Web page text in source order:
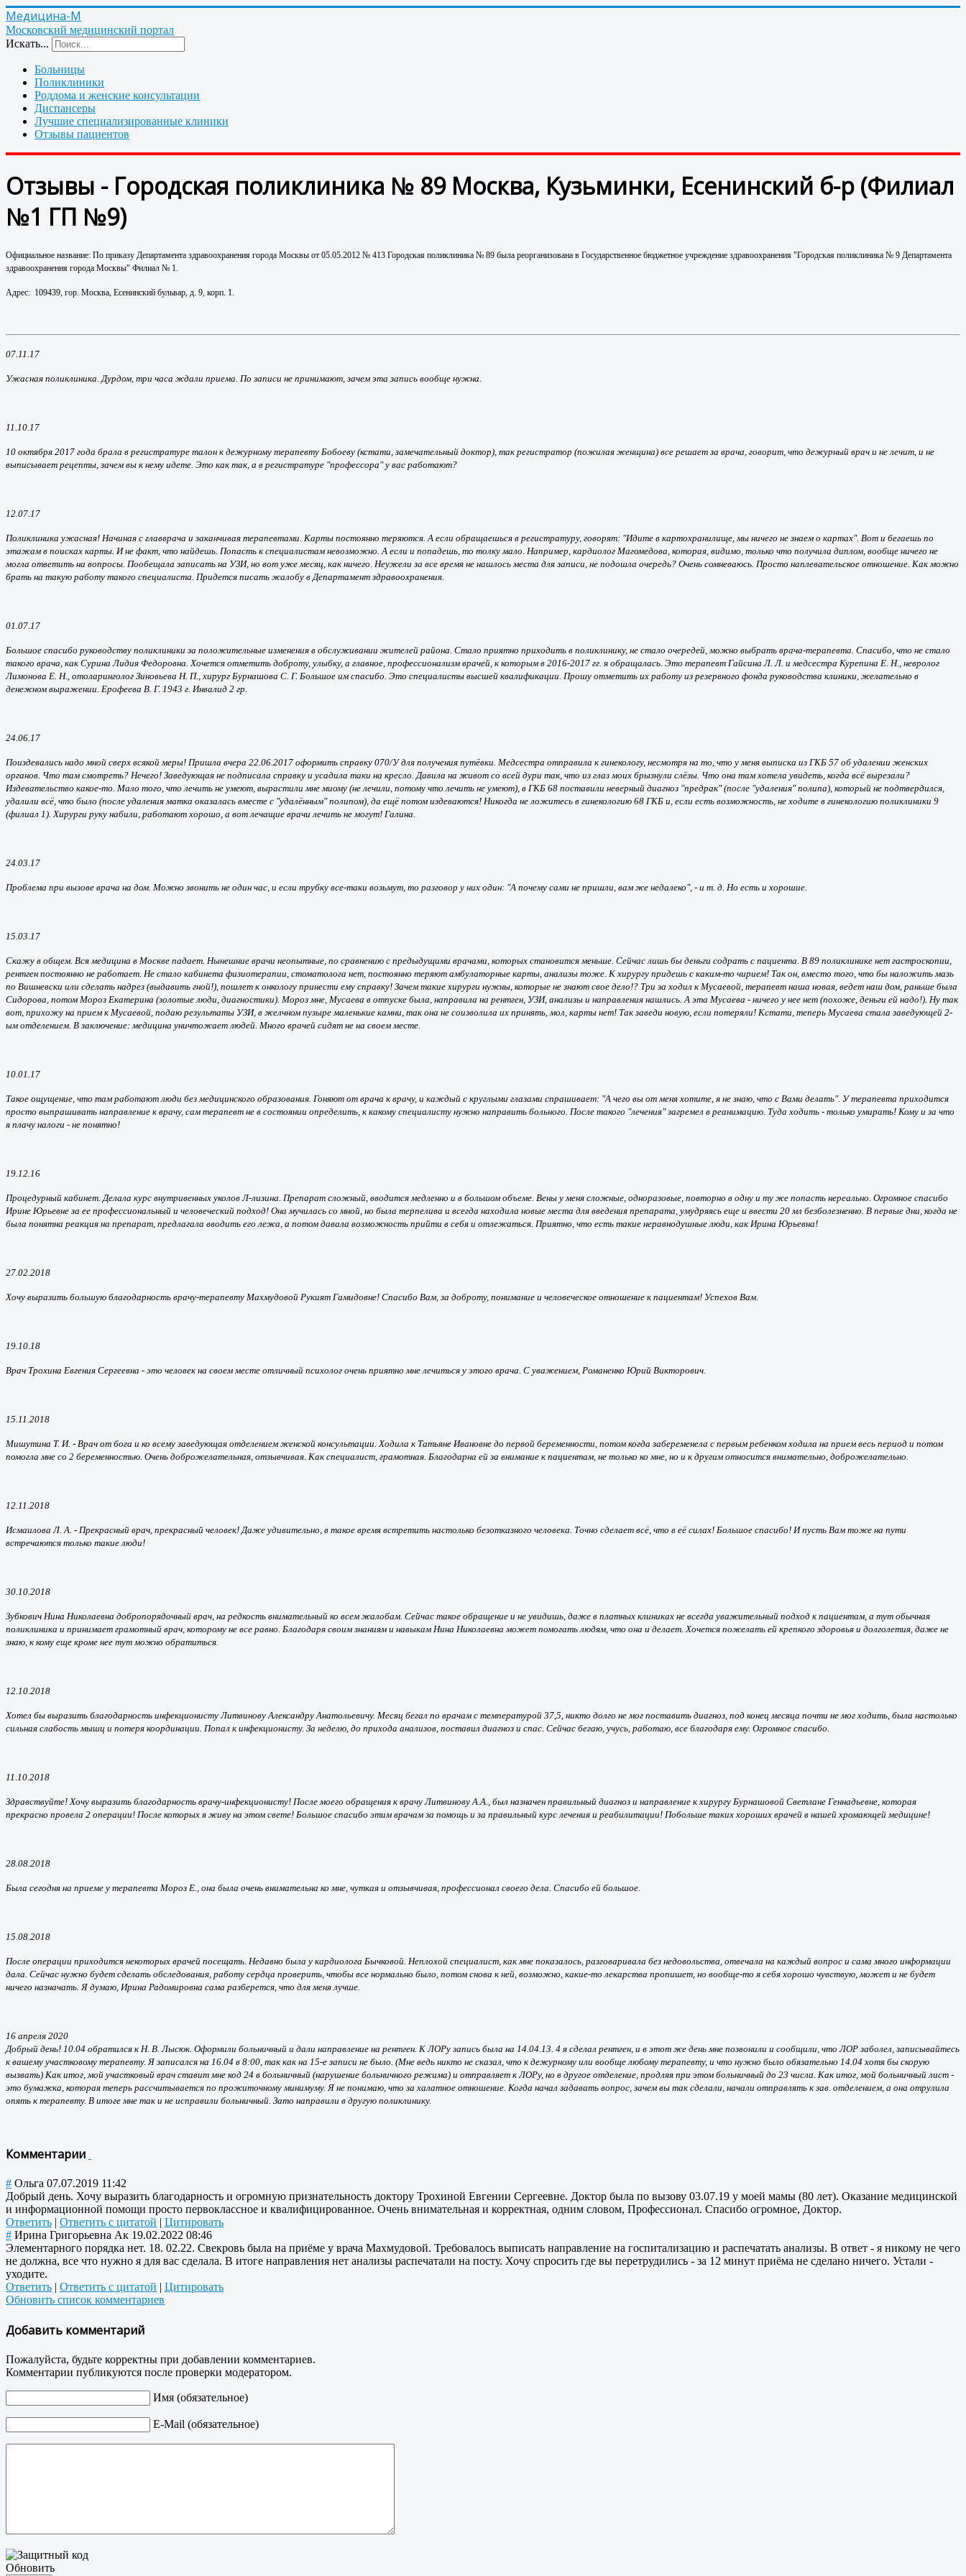
Медицина-М
Московский медицинский портал
Искать...
Больницы
Поликлиники
Роддома и женские консультации
Диспансеры
Лучшие специализированные клиники
Отзывы пациентов
Отзывы - Городская поликлиника № 89 Москва, Кузьминки, Есенинский б-р (Филиал
№1 ГП №9)
Официальное название: По приказу Департамента здравоохранения города Москвы от 05.05.2012 № 413 Городская поликлиника № 89 была реорганизована в Государственное бюджетное учреждение здравоохранения "Городская поликлиника № 9 Департамента
здравоохранения города Москвы" Филиал № 1.
Адрес: 109439, гор. Москва, Есенинский бульвар, д. 9, корп. 1.
07.11.17
Ужасная поликлиника. Дурдом, три часа ждали приема. По записи не принимают, зачем эта запись вообще нужна.
11.10.17
10 октября 2017 года брала в регистратуре талон к дежурному терапевту Бобоеву (кстати, замечательный доктор), так регистратор (пожилая женщина) все решает за врача, говорит, что дежурный врач и не лечит, и не
выписывает рецепты, зачем вы к нему идете. Это как так, а в регистратуре "профессора" у вас работают?
12.07.17
Поликлиника ужасная! Начиная с главврача и заканчивая терапевтами. Карты постоянно теряются. А если обращаешься в регистратуру, говорят: "Идите в картохранилище, мы ничего не знаем о картах". Вот и бегаешь по
этажам в поисках карты. И не факт, что найдешь. Попасть к специалистам невозможно. А если и попадешь, то толку мало. Например, кардиолог Магомедова, которая, видимо, только что получила диплом, вообще ничего не
могла ответить на вопросы. Пообещала записать на УЗИ, но вот уже месяц, как ничего. Неужели за все время не нашлось места для записи, не подошла очередь? Очень сомневаюсь. Просто наплевательское отношение. Как можно
брать на такую работу такого специалиста. Придется писать жалобу в Департамент здравоохранения.
01.07.17
Большое спасибо руководству поликлиники за положительные изменения в обслуживании жителей района. Стало приятно приходить в поликлинику, не стало очередей, можно выбрать врача-терапевта. Спасибо, что не стало
такого врача, как Сурина Лидия Федоровна. Хочется отметить доброту, улыбку, а главное, профессионализм врачей, к которым в 2016-2017 гг. я обращалась. Это терапевт Гайсина Л. Л. и медсестра Курепина Е. Н., невролог
Лимонова Е. Н., отоларинголог Зиновьева Н. П., хирург Бурнашова С. Г. Большое им спасибо. Это специалисты высшей квалификации. Прошу отметить их работу из резервного фонда руководства клиники, желательно в
денежном выражении. Ерофеева В. Г. 1943 г. Инвалид 2 гр.
24.06.17
Поиздевались надо мной сверх всякой меры! Пришла вчера 22.06.2017 оформить справку 070/У для получения путёвки. Медсестра отправила к гинекологу, несмотря на то, что у меня выписка из ГКБ 57 об удалении женских
органов. Что там смотреть? Нечего! Заведующая не подписала справку и усадила таки на кресло. Давила на живот со всей дури так, что из глаз моих брызнули слёзы. Что она там хотела увидеть, когда всё вырезали?
Издевательство какое-то. Мало того, что лечить не умеют, вырастили мне миому (не лечили, потому что лечить не умеют), в ГКБ 68 поставили неверный диагноз "предрак" (после "удаления" полипа), который не подтвердился,
удалили всё, что было (после удаления матка оказалась вместе с "удалённым" полипом), да ещё потом издеваются! Никогда не ложитесь в гинекологию 68 ГКБ и, если есть возможность, не ходите в гинекологию поликлиники 9
(филиал 1). Хирурги руку набили, работают хорошо, а вот лечащие врачи лечить не могут! Галина.
24.03.17
Проблема при вызове врача на дом. Можно звонить не один час, и если трубку все-таки возьмут, то разговор у них один: "А почему сами не пришли, вам же недалеко", - и т. д. Но есть и хорошие.
15.03.17
Скажу в общем. Вся медицина в Москве падает. Нынешние врачи неопытные, по сравнению с предыдущими врачами, которых становится меньше. Сейчас лишь бы деньги содрать с пациента. В 89 поликлинике нет гастроскопии,
рентген постоянно не работает. Не стало кабинета физиотерапии, стоматолога нет, постоянно теряют амбулаторные карты, анализы тоже. К хирургу придешь с каким-то чирием! Так он, вместо того, что бы наложить мазь
по Вишневски или сделать надрез (выдавить гной!), пошлет к онкологу принести ему справку! Зачем такие хирурги нужны, которые не знают свое дело!? Три за ходил к Мусаевой, терапевт наша новая, ведет наш дом, раньше была
Сидорова, потом Мороз Екатерина (золотые люди, диагностики). Мороз мне, Мусаева в отпуске была, направила на рентген, УЗИ, анализы и направления нашлись. А эта Мусаева - ничего у нее нет (похоже, деньги ей надо!). Ну так
вот, прихожу на прием к Мусаевой, подаю результаты УЗИ, в желчном пузыре маленькие камни, так она не соизволила их принять, мол, карты нет! Так заведи новую, если потеряли! Кстати, теперь Мусаева стала заведующей 2-
ым отделением. В заключение: медицина уничтожает людей. Много врачей сидят не на своем месте.
10.01.17
Такое ощущение, что там работают люди без медицинского образования. Гоняют от врача к врачу, и каждый с круглыми глазами спрашивает: "А чего вы от меня хотите, я не знаю, что с Вами делать". У терапевта приходится
просто выпрашивать направление к врачу, сам терапевт не в состоянии определить, к какому специалисту нужно направить больного. После такого "лечения" загремел в реанимацию. Туда ходить - только умирать! Кому и за что
я плачу налоги - не понятно!
19.12.16
Процедурный кабинет. Делала курс внутривенных уколов Л-лизина. Препарат сложный, вводится медленно и в большом объеме. Вены у меня сложные, одноразовые, повторно в одну и ту же попасть нереально. Огромное спасибо
Ирине Юрьевне за ее профессиональный и человеческий подход! Она мучилась со мной, но была терпелива и всегда находила новые места для введения препарата, умудряясь еще и ввести 20 мл безболезненно. В первые дни, когда не
была понятна реакция на препарат, предлагала вводить его лежа, а потом давала возможность прийти в себя и отлежаться. Приятно, что есть такие неравнодушные люди, как Ирина Юрьевна!
27.02.2018
Хочу выразить большую благодарность врачу-терапевту Махмудовой Рукият Гамидовне! Спасибо Вам, за доброту, понимание и человеческое отношение к пациентам! Успехов Вам.
19.10.18
Врач Трохина Евгения Сергеевна - это человек на своем месте отличный психолог очень приятно мне лечиться у этого врача. С уважением, Романенко Юрий Викторович.
15.11.2018
Мишутина Т. И. - Врач от бога и ко всему заведующая отделением женской консультации. Ходила к Татьяне Ивановне до первой беременности, потом когда забеременела с первым ребенком ходила на прием весь период и потом
помогла мне со 2 беременностью. Очень доброжелательная, отзывчивая. Как специалист, грамотная. Благодарна ей за внимание к пациентам, не только ко мне, но и к другим относится внимательно, доброжелательно.
12.11.2018
Исмаилова Л. А. - Прекрасный врач, прекрасный человек! Даже удивительно, в такое время встретить настолько безотказного человека. Точно сделает всё, что в её силах! Большое спасибо! И пусть Вам тоже на пути
встречаются только такие люди!
30.10.2018
Зубкович Нина Николаевна добропорядочный врач, на редкость внимательный ко всем жалобам. Сейчас такое обращение и не увидишь, даже в платных клиниках не всегда уважительный подход к пациентам, а тут обычная
поликлиника и принимает грамотный врач, которому не все равно. Благодаря своим знаниям и навыкам Нина Николаевна может помогать людям, что она и делает. Хочется пожелать ей крепкого здоровья и долголетия, даже не
знаю, к кому еще кроме нее тут можно обратиться.
12.10.2018
Хотел бы выразить благодарность инфекционисту Литвинову Александру Анатольевичу. Месяц бегал по врачам с температурой 37,5, никто долго не мог поставить диагноз, под конец месяца почти не мог ходить, была настолько
сильная слабость мышц и потеря координации. Попал к инфекционисту. За неделю, до прихода анализов, поставил диагноз и спас. Сейчас бегаю, учусь, работаю, все благодаря ему. Огромное спасибо.
11.10.2018
Здравствуйте! Хочу выразить благодарность врачу-инфекционисту! После моего обращения к врачу Литвинову А.А., был назначен правильный диагноз и направление к хирургу Бурнашовой Светлане Геннадьевне, которая
прекрасно провела 2 операции! После которых я живу на этом свете! Большое спасибо этим врачам за помощь и за правильный курс лечения и реабилитации! Побольше таких хороших врачей в нашей хромающей медицине!
28.08.2018
Была сегодня на приеме у терапевта Мороз Е., она была очень внимательна ко мне, чуткая и отзывчивая, профессионал своего дела. Спасибо ей большое.
15.08.2018
После операции приходится некоторых врачей посещать. Недавно была у кардиолога Бычковой. Неплохой специалист, как мне показалось, разговаривала без недовольства, отвечала на каждый вопрос и сама много информации
дала. Сейчас нужно будет сделать обследования, работу сердца проверить, чтобы все нормально было, потом снова к ней, возможно, какие-то лекарства пропишет, но вообще-то я себя хорошо чувствую, может и не будет
ничего назначать. Я думаю, Ирина Радомировна сама разберется, что для меня лучше.
16 апреля 2020
Добрый день! 10.04 обратился к Н. В. Лысюк. Оформили больничный и дали направление на рентген. К ЛОРу запись была на 14.04.13. 4 я сделал рентген, и в этот же день мне позвонили и сообщили, что ЛОР заболел, записывайтесь
к вашему участковому терапевту. Я записался на 16.04 в 8:00, так как на 15-е записи не было. (Мне ведь никто не сказал, что к дежурному или вообще любому терапевту, и что нужно было обязательно 14.04 хотя бы скорую
вызвать) Как итог, мой участковый врач ставит мне код 24 в больничный (нарушение больничного режима) и отправляет к ЛОРу, но в другое отделение, продляя при этом больничный до 23 числа. Как итог, мой больничный лист -
это бумажка, которая теперь рассчитывается по прожиточному минимуму. Я не понимаю, что за халатное отношение. Когда начал задавать вопрос, зачем вы так сделали, начали отправлять к зав. отделением, а она отрулила
опять к терапевту. В итоге мне так и не исправили больничный. Зато направили в другую поликлинику.
Комментарии
# Ольга 07.07.2019 11:42
Добрый день. Хочу выразить благодарность и огромную признательность доктору Трохиной Евгении Сергеевне. Доктор была по вызову 03.07.19 у моей мамы (80 лет). Оказание медицинской
и информационной помощи просто первоклассное и квалифицированное. Очень внимательная и корректная, одним словом, Профессионал. Спасибо огромное, Доктор.
Ответить | Ответить с цитатой | Цитировать
# Ирина Григорьевна Ак 19.02.2022 08:46
Элементарного порядка нет. 18. 02.22. Свекровь была на приёме у врача Махмудовой. Требовалось выписать направление на госпитализацию и распечатать анализы. В ответ - я никому не чего
не должна, все что нужно я для вас сделала. В итоге направления нет анализы распечатали на посту. Хочу спросить где вы перетрудились - за 12 минут приёма не сделано ничего. Устали -
уходите.
Ответить | Ответить с цитатой | Цитировать
Обновить список комментариев
Добавить комментарий
Пожалуйста, будьте корректны при добавлении комментариев.
Комментарии публикуются после проверки модератором.
Имя (обязательное)
E-Mail (обязательное)
Обновить